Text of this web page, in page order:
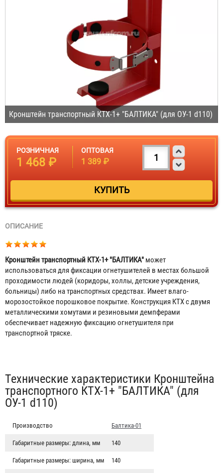
Кронштейн транспортный КТХ-1+ "БАЛТИКА" (для ОУ-1 d110)
РОЗНИЧНАЯ
1 468 ₽
ОПТОВАЯ
1 389 ₽
ОПИСАНИЕ
Кронштейн транспортный КТХ-1+ "БАЛТИКА" может
использоваться для фиксации огнетушителей в местах большой
проходимости людей (коридоры, холлы, детские учреждения,
больницы) либо на транспортных средствах. Имеет влаго-
морозостойкое порошковое покрытие. Конструкция КТХ с двумя
металлическими хомутами и резиновыми демпферами
обеспечивает надежную фиксацию огнетушителя при
транспортной тряске.
Табы
Технические характеристики Кронштейна
транспортного КТХ-1+ "БАЛТИКА" (для
ОУ-1 d110)
Производство Балтика-01
Габаритные размеры: длина, мм 140
Габаритные размеры: ширина, мм 140